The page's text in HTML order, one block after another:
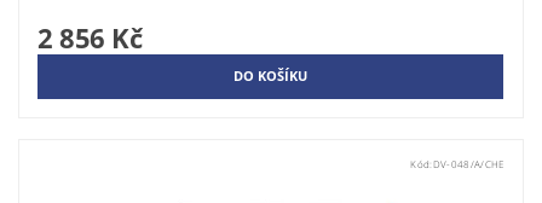
2 856 Kč
Kód: DV-048/A/CHE